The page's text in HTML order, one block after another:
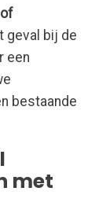
geval bij de
een
bestaande
met